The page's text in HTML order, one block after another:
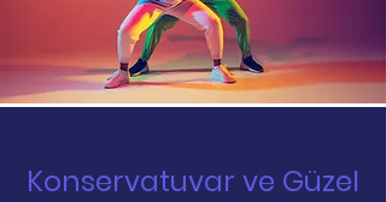
Konservatuvar ve Güzel